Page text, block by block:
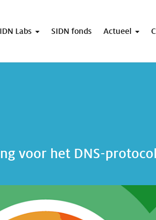
Labs SIDN fonds Actueel
voor het DNS-protocol